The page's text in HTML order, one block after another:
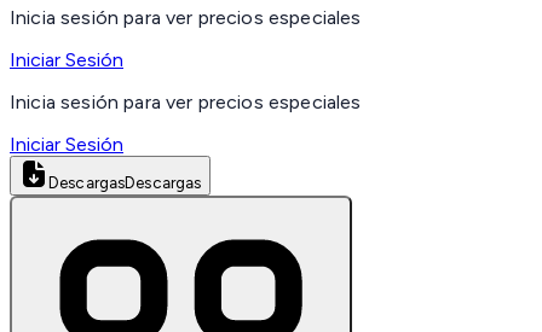
Inicia sesión para ver precios especiales
Iniciar Sesión
Inicia sesión para ver precios especiales
Iniciar Sesión
DescargasDescargas